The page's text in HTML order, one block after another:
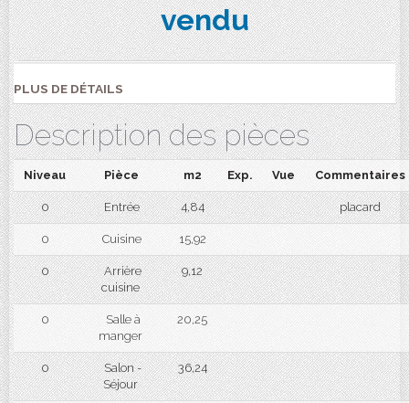
vendu
PLUS DE DÉTAILS
Description des pièces
Niveau Pièce m2 Exp. Vue Commentaires
0 Entrée 4,84 placard
0 Cuisine 15,92
0
Arrière
cuisine
9,12
0
Salle à
manger
20,25
0
Salon -
Séjour
36,24